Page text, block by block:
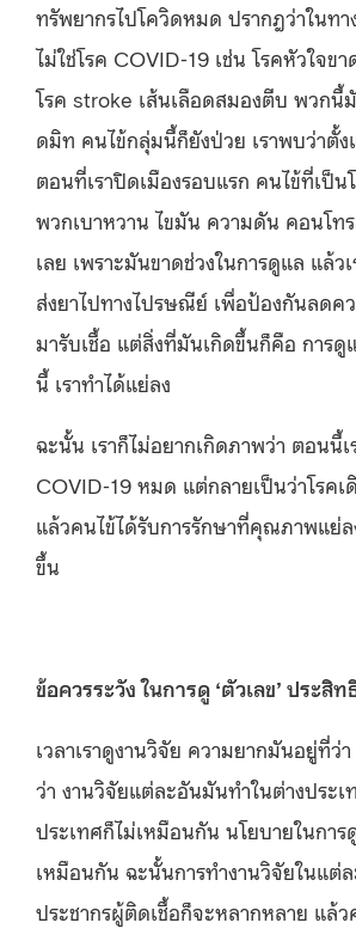
ทรัพยากรไปโควิดหมด ปรากฎว่าในทา
ไม่ใช่โรค COVID-19 เช่น โรคหัวใจข
โรค stroke เส้นเลือดสมองตีบ พวกนี้
ดมิท คนไข้กลุ่มนี้ก็ยังป่วย เราพบว่าตั้ง
ตอนที่เราปิดเมืองรอบแรก คนไข้ที่เป็น
พวกเบาหวาน ไขมัน ความดัน คอนโท
เลย เพราะมันขาดช่วงในการดูแล แล้ว
ส่งยาไปทางไปรษณีย์ เพื่อป้องกันลดค
มารับเชื้อ แต่สิ่งที่มันเกิดขึ้นก็คือ การดู
นี้ เราทำได้แย่ลง
ฉะนั้น เราก็ไม่อยากเกิดภาพว่า ตอนนี้เ
COVID-19 หมด แต่กลายเป็นว่าโรคเ
แล้วคนไข้ได้รับการรักษาที่คุณภาพแย่ล
ขึ้น
ข้อควรระวัง ในการดู ‘ตัวเลข’ ประสิ
เวลาเราดูงานวิจัย ความยากมันอยู่ที่ว่
ว่า งานวิจัยแต่ละอันมันทำในต่างประ
ประเทศก็ไม่เหมือนกัน นโยบายในกา
เหมือนกัน ฉะนั้นการทำงานวิจัยในแต่
ประชากรผู้ติดเชื้อก็จะหลากหลาย แล้ว